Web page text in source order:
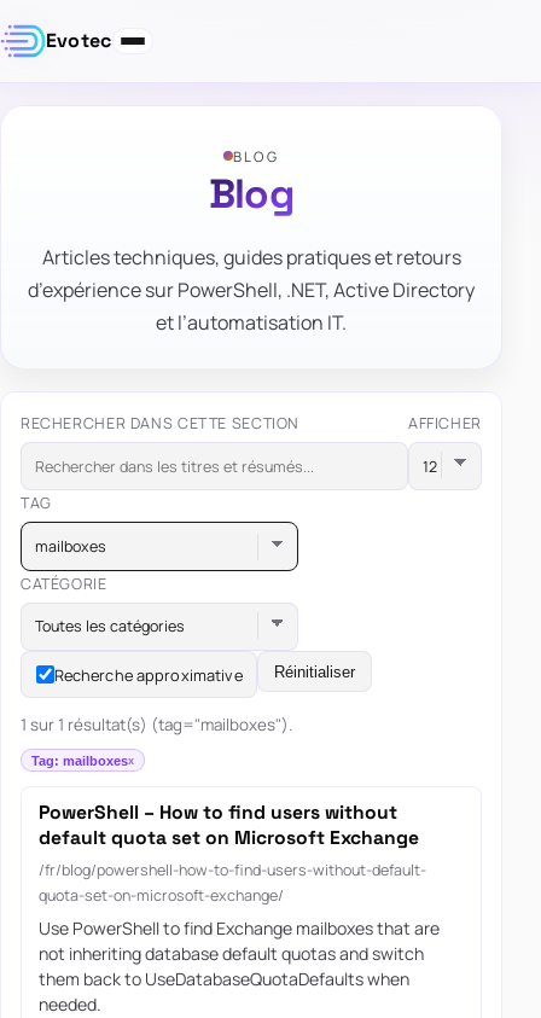
Evotec
BLOG
Blog
Articles techniques, guides pratiques et retours
d’expérience sur PowerShell, .NET, Active Directory
et l’automatisation IT.
RECHERCHER DANS CETTE SECTION AFFICHER
TAG
mailboxes
CATÉGORIE
Toutes les catégories
Recherche approximative Réinitialiser
1 sur 1 résultat(s) (tag="mailboxes").
Tag: mailboxes
PowerShell – How to find users without
default quota set on Microsoft Exchange
/fr/blog/powershell-how-to-find-users-without-default-
quota-set-on-microsoft-exchange/
Use PowerShell to find Exchange mailboxes that are
not inheriting database default quotas and switch
them back to UseDatabaseQuotaDefaults when
needed.